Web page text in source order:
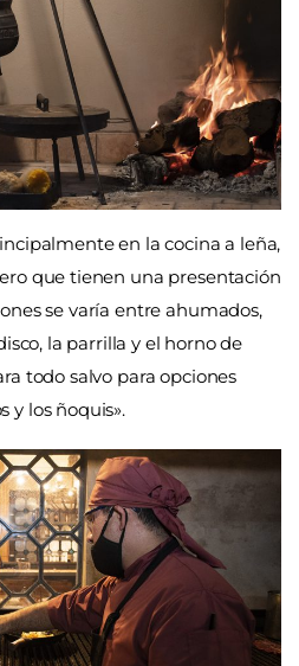
en la cocina a leña,
que tienen una presentación
se varía entre ahumados,
la parrilla y el horno de
todo salvo para opciones
y los ñoquis».